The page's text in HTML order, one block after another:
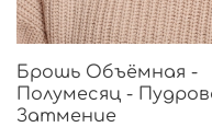
Брошь Объёмная -
Полумесяц -
Затмение